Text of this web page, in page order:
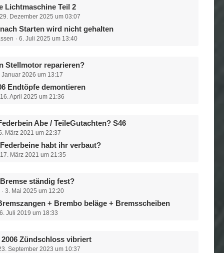
Lichtmaschine Teil 2
29. Dezember 2025 um 03:07
Starten wird nicht gehalten
6. Juli 2025 um 13:40
Stellmotor reparieren?
Januar 2026 um 13:17
Endtöpfe demontieren
16. April 2025 um 21:36
Abe / TeileGutachten? S46
März 2021 um 22:37
habt ihr verbaut?
17. März 2021 um 21:35
ständig fest?
3. Mai 2025 um 12:20
+ Brembo beläge + Bremsscheiben
Juli 2019 um 18:33
2006 Zündschloss vibriert
September 2023 um 10:37